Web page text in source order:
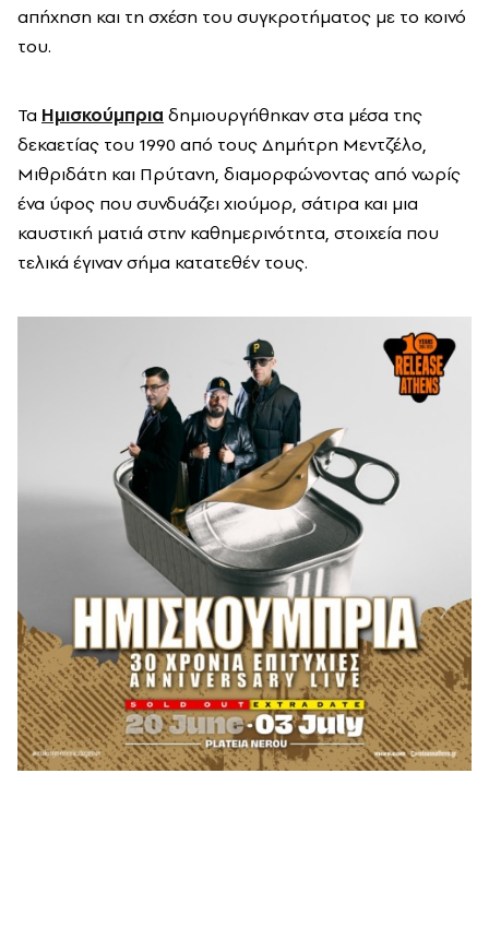
απήχηση και τη σχέση του συγκροτήματος με το κοινό
του.
Τα Ημισκούμπρια δημιουργήθηκαν στα μέσα της
δεκαετίας του 1990 από τους Δημήτρη Μεντζέλο,
Μιθριδάτη και Πρύτανη, διαμορφώνοντας από νωρίς
ένα ύφος που συνδυάζει χιούμορ, σάτιρα και μια
καυστική ματιά στην καθημερινότητα, στοιχεία που
τελικά έγιναν σήμα κατατεθέν τους.